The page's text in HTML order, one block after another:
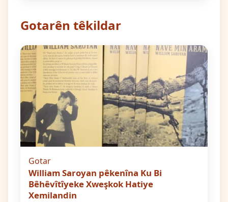
Gotarên têkildar
Gotar
William Saroyan pêkenîna Ku Bi
Bêhêvîtîyeke Xweşkok Hatiye
Xemilandin